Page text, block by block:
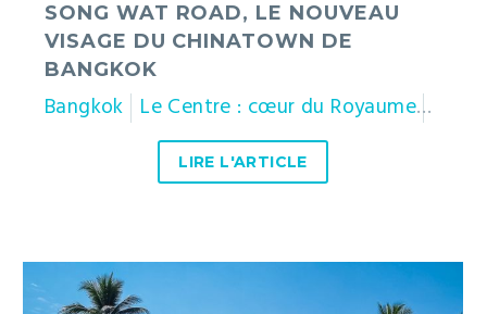
SONG WAT ROAD, LE NOUVEAU
VISAGE DU CHINATOWN DE
BANGKOK
Bangkok Le Centre : cœur du Royaume
LIRE L'ARTICLE